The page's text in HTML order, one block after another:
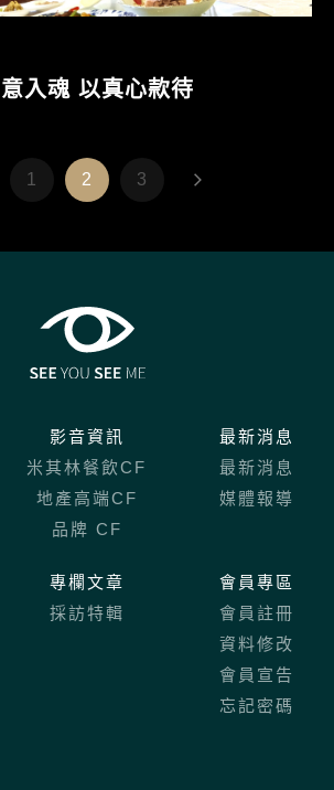
意入魂 以真心款待
1 2 3
影音資訊
米其林餐飲CF
地產高端CF
品牌 CF
最新消息
最新消息
媒體報導
專欄文章
採訪特輯
會員專區
會員註冊
資料修改
會員宣告
忘記密碼